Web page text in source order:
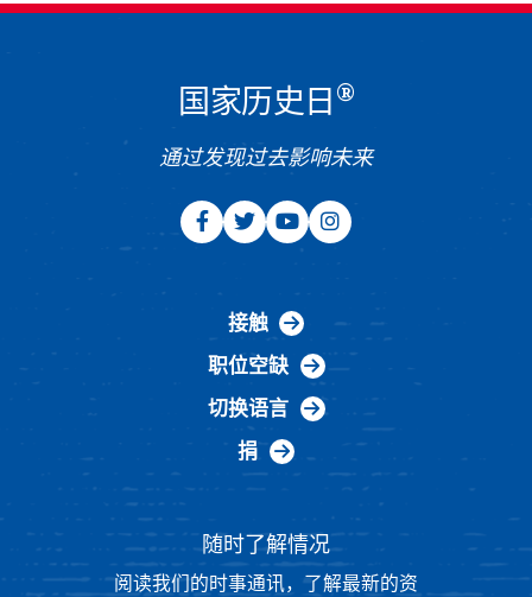
国家历史日 ®
通过发现过去影响未来
接触
职位空缺
切换语言
捐
随时了解情况
阅读我们的时事通讯，了解最新的资